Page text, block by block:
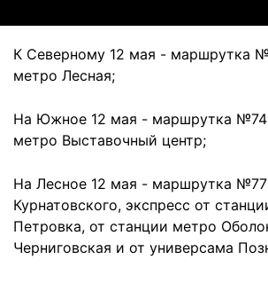
К Северному 12 мая - маршрутка
метро Лесная;
На Южное 12 мая - маршрутка
метро Выставочный центр;
На Лесное 12 мая - маршрутка
Курнатовского, экспресс от
Петровка, от станции метро
Черниговская и от универсама